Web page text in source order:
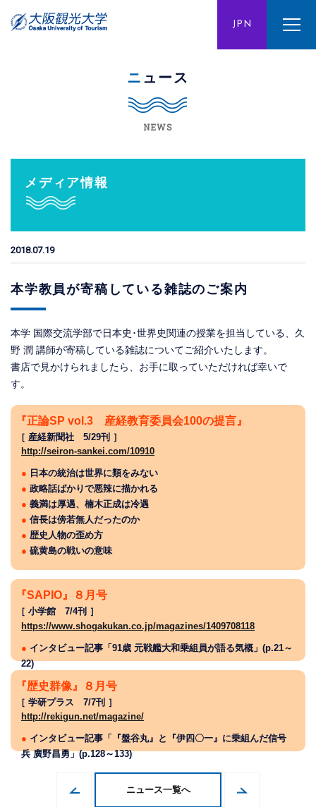
JPN
ENG CHN
ニュース
NEWS
メディア情報
2018.07.19
本学教員が寄稿している雑誌のご案内
本学 国際交流学部で日本史･世界史関連の授業を担当している、久
野 潤 講師が寄稿している雑誌についてご紹介いたします。
書店で見かけられましたら、お手に取っていただければ幸いで
す。
『正論SP vol.3 産経教育委員会100の提言』
［ 産経新聞社 5/29刊 ］
http://seiron-sankei.com/10910
● 日本の統治は世界に類をみない
● 政略話ばかりで悪辣に描かれる
● 義満は厚遇、楠木正成は冷遇
● 信長は傍若無人だったのか
● 歴史人物の歪め方
● 硫黄島の戦いの意味
『SAPIO』８月号
［ 小学館 7/4刊 ］
https://www.shogakukan.co.jp/magazines/1409708118
● インタビュー記事「91歳 元戦艦大和乗組員が語る気概」(p.21～
22)
『歴史群像』８月号
［ 学研プラス 7/7刊 ］
http://rekigun.net/magazine/
● インタビュー記事「『盤谷丸』と『伊四〇一』に乗組んだ信号
兵 廣野昌勇」(p.128～133)
ニュース一覧へ